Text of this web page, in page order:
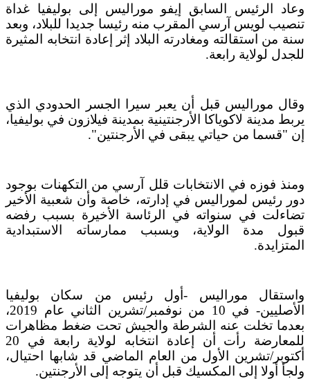
وعاد الرئيس السابق إيفو موراليس إلى بوليفيا غداة
تنصيب لويس آرسي المقرب منه رئيسا جديدا للبلاد، وبعد
سنة من استقالته ومغادرته البلاد إثر إعادة انتخابه المثيرة
للجدل لولاية رابعة.
وقال موراليس قبل أن يعبر سيرا الجسر الحدودي الذي
يربط مدينة لاكوياكا الأرجنتينية بمدينة فيلازون في بوليفيا،
إن "قسما من حياتي يبقى في الأرجنتين".
ومنذ فوزه في الانتخابات قلل آرسي من التكهنات بوجود
دور رئيس لموراليس في إدارته، خاصة وأن شعبية الأخير
تضاءلت في سنواته في الرئاسة الأخيرة بسبب رفضه
قبول مدة الولاية، وبسبب ممارساته الاستبدادية
المتزايدة.
واستقال موراليس -أول رئيس من سكان بوليفيا
الأصليين- في 10 من نوفمبر/تشرين الثاني عام 2019،
بعدما تخلت عنه الشرطة والجيش تحت ضغط مظاهرات
للمعارضة رأت أن إعادة انتخابه لولاية رابعة في 20
أكتوبر/تشرين الأول من العام الماضي قد شابها احتيال،
ولجأ أولا إلى المكسيك قبل أن يتوجه إلى الأرجنتين.